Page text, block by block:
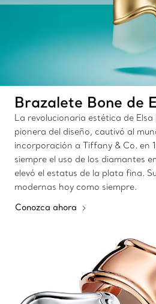
Brazalete Bone de
La revolucionaria estética de
pionera del diseño, cautivó al
incorporación a Tiffany & Co. en
siempre el uso de los diamantes
elevó el estatus de la plata fina.
modernas hoy como siempre.
Conozca ahora